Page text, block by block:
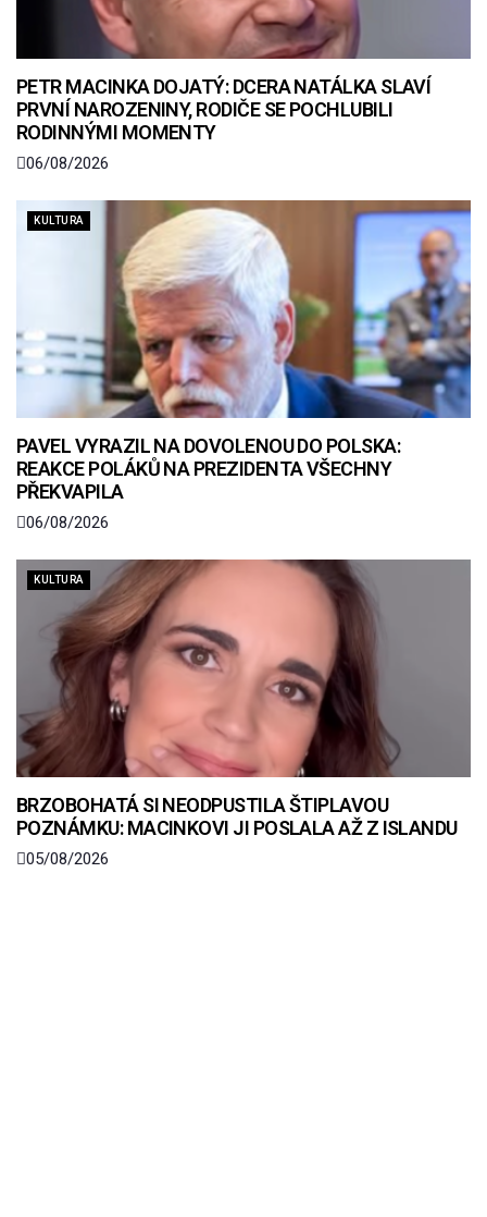
PETR MACINKA DOJATÝ: DCERA NATÁLKA SLAVÍ
PRVNÍ NAROZENINY, RODIČE SE POCHLUBILI
RODINNÝMI MOMENTY
06/08/2026
KULTURA
PAVEL VYRAZIL NA DOVOLENOU DO POLSKA:
REAKCE POLÁKŮ NA PREZIDENTA VŠECHNY
PŘEKVAPILA
06/08/2026
KULTURA
BRZOBOHATÁ SI NEODPUSTILA ŠTIPLAVOU
POZNÁMKU: MACINKOVI JI POSLALA AŽ Z ISLANDU
05/08/2026